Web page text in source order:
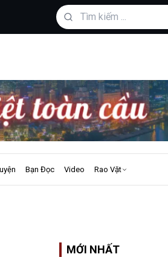
Bạn Đọc Video Rao Vặt
MỚI NHẤT